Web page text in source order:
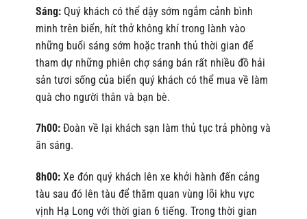
Sáng: Quý khách có thể dậy sớm ngắm cảnh bình
minh trên biển, hít thở không khí trong lành vào
những buổi sáng sớm hoặc tranh thủ thời gian để
tham dự những phiên chợ sáng bán rất nhiều đồ hải
sản tươi sống của biển quý khách có thể mua về làm
quà cho người thân và bạn bè.
7h00:Đoàn về lại khách sạn làm thủ tục trả phòng và
ăn sáng.
8h00:Xe đón quý khách lên xe khởi hành đến cảng
tàu sau đó lên tàu để thăm quan vùng lõi khu vực
vịnh Hạ Long với thời gian 6 tiếng. Trong thời gian